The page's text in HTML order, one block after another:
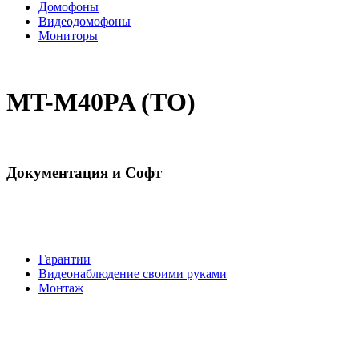
Домофоны
Видеодомофоны
Мониторы
MT-M40PA (ТО)
Документация и Софт
Гарантии
Видеонаблюдение своими руками
Монтаж